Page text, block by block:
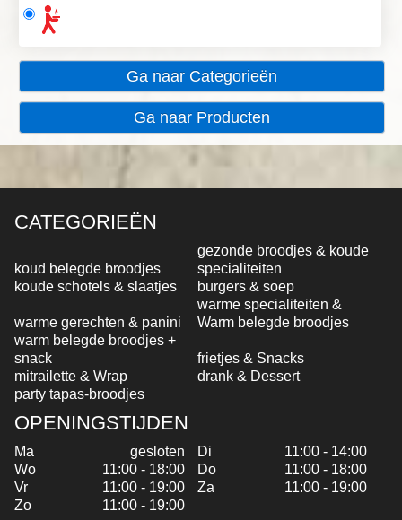
Ga naar Categorieën
Ga naar Producten
CATEGORIEËN
koud belegde broodjes
gezonde broodjes & koude
specialiteiten
koude schotels & slaatjes
burgers & soep
warme gerechten & panini
warme specialiteiten &
Warm belegde broodjes
warm belegde broodjes +
snack
frietjes & Snacks
mitrailette & Wrap
drank & Dessert
party tapas-broodjes
OPENINGSTIJDEN
Ma gesloten Di
11:00 - 14:00
Wo
11:00 - 18:00 Do
11:00 - 18:00
Vr
11:00 - 19:00 Za
11:00 - 19:00
Zo
11:00 - 19:00